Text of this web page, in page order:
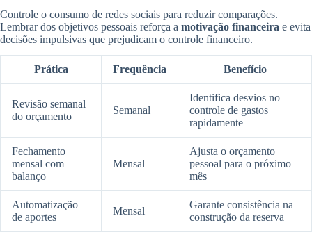
Controle o consumo de redes sociais para reduzir comparações.
Lembrar dos objetivos pessoais reforça a motivação financeira e evita
decisões impulsivas que prejudicam o controle financeiro.
Prática Frequência Benefício
Revisão semanal
do orçamento
Semanal
Identifica desvios no
controle de gastos
rapidamente
Fechamento
mensal com
balanço
Mensal
Ajusta o orçamento
pessoal para o próximo
mês
Automatização
de aportes
Mensal
Garante consistência na
construção da reserva